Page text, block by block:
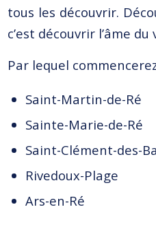
tous les découvrir.
c’est découvrir l’âme
Par lequel
Saint-Martin-de-Ré
Sainte-Marie-de-Ré
Saint-Clément-des-
Rivedoux-Plage
Ars-en-Ré